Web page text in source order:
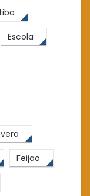
Escola
Feijao